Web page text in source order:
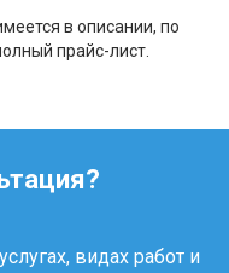
в описании, по
прайс-лист.
видах работ и